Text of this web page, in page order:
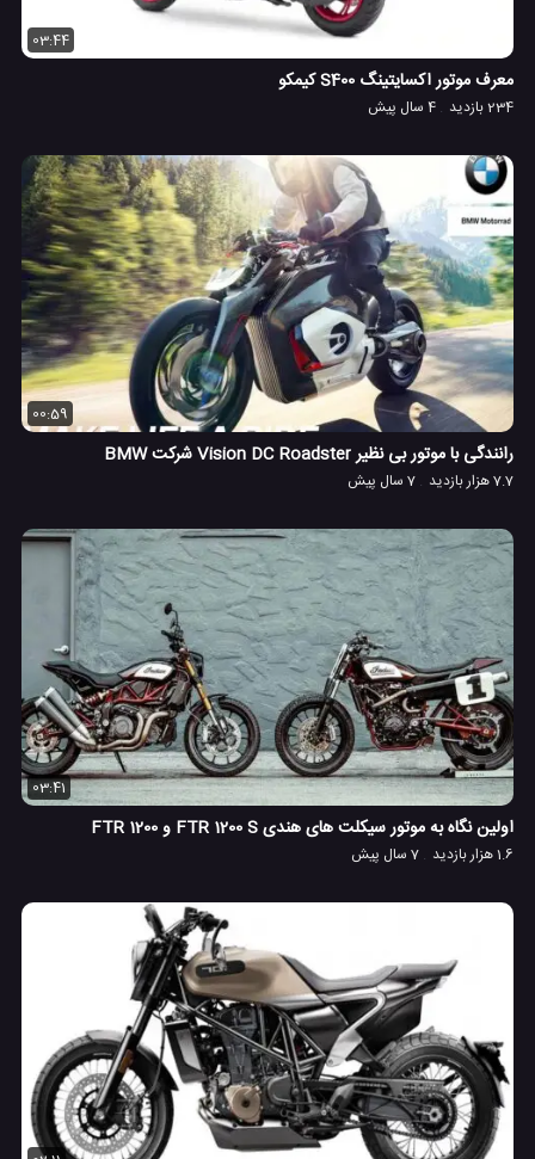
03:44
معرف موتور اکسایتینگ S400 کیمکو
234 بازدید 4 سال پیش
00:59
رانندگی با موتور بی نظیر Vision DC Roadster شرکت BMW
7.7 هزار بازدید 7 سال پیش
03:41
اولین نگاه به موتور سیکلت های هندی FTR 1200 S و 1200 FTR
1.6 هزار بازدید 7 سال پیش